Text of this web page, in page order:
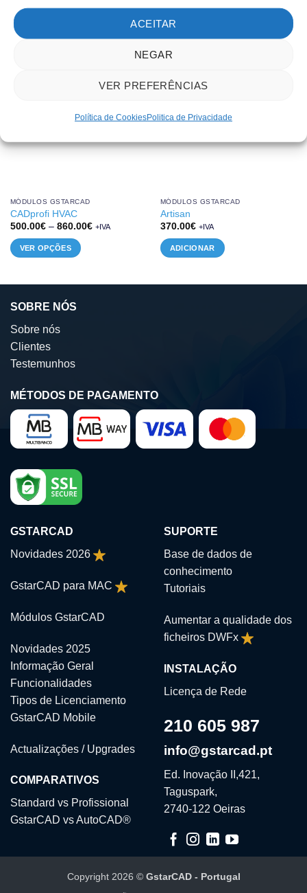
ACEITAR
NEGAR
VER PREFERÊNCIAS
Política de CookiesPolitica de Privacidade
MÓDULOS GSTARCAD
CADprofi HVAC
500.00€ – 860.00€Price
+IVA
VER OPÇÕES
multiple
The
options
may
chosen
on
product
page
MÓDULOS GSTARCAD
Artisan
370.00€ +IVA
ADICIONAR
SOBRE NÓS
Sobre nós
Clientes
Testemunhos
MÉTODOS DE PAGAMENTO
GSTARCAD
Novidades 2026
GstarCAD para MAC
Módulos GstarCAD
Novidades 2025
Informação Geral
Funcionalidades
Tipos de Licenciamento
GstarCAD Mobile
Actualizações / Upgrades
COMPARATIVOS
Standard vs Profissional
GstarCAD vs AutoCAD®
SUPORTE
Base de dados de
conhecimento
Tutoriais
Aumentar a qualidade dos
ficheiros DWFx
INSTALAÇÃO
Licença de Rede
210 605 987
info@gstarcad.pt
Ed. Inovação II,421,
Taguspark,
2740-122 Oeiras
Copyright 2026 © GstarCAD - Portugal